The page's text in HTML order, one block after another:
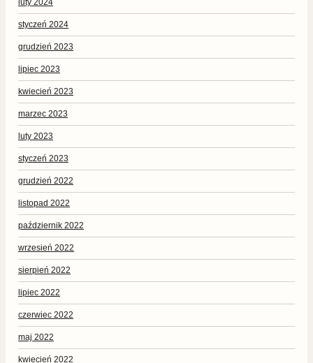
luty 2024
styczeń 2024
grudzień 2023
lipiec 2023
kwiecień 2023
marzec 2023
luty 2023
styczeń 2023
grudzień 2022
listopad 2022
październik 2022
wrzesień 2022
sierpień 2022
lipiec 2022
czerwiec 2022
maj 2022
kwiecień 2022